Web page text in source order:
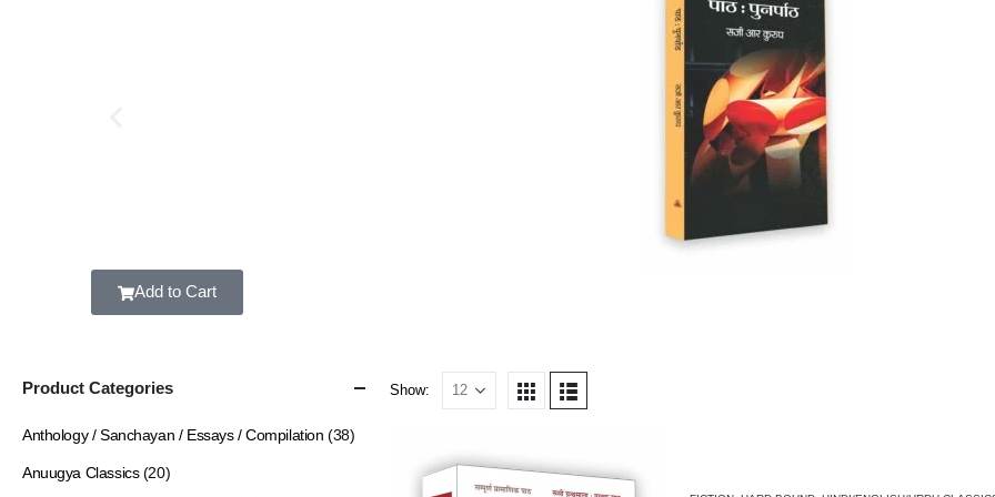
Add to Cart
Show:
Product Categories
Anthology / Sanchayan / Essays / Compilation (38)
Anuugya Classics (20)